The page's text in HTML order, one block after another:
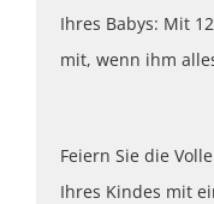
Ihres Babys: Mit
mit, wenn ihm
Feiern Sie die
Ihres Kindes mit